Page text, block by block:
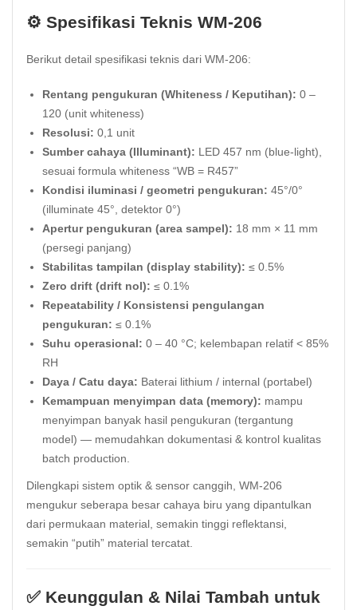
⚙️ Spesifikasi Teknis WM-206
Berikut detail spesifikasi teknis dari WM-206:
Rentang pengukuran (Whiteness / Keputihan): 0 –
120 (unit whiteness)
Resolusi: 0,1 unit
Sumber cahaya (Illuminant): LED 457 nm (blue-light),
sesuai formula whiteness “WB = R457”
Kondisi iluminasi / geometri pengukuran: 45°/0°
(illuminate 45°, detektor 0°)
Apertur pengukuran (area sampel): 18 mm × 11 mm
(persegi panjang)
Stabilitas tampilan (display stability): ≤ 0.5%
Zero drift (drift nol): ≤ 0.1%
Repeatability / Konsistensi pengulangan
pengukuran: ≤ 0.1%
Suhu operasional: 0 – 40 °C; kelembapan relatif < 85%
RH
Daya / Catu daya: Baterai lithium / internal (portabel)
Kemampuan menyimpan data (memory): mampu
menyimpan banyak hasil pengukuran (tergantung
model) — memudahkan dokumentasi & kontrol kualitas
batch production.
Dilengkapi sistem optik & sensor canggih, WM-206
mengukur seberapa besar cahaya biru yang dipantulkan
dari permukaan material, semakin tinggi reflektansi,
semakin “putih” material tercatat.
✅ Keunggulan & Nilai Tambah untuk